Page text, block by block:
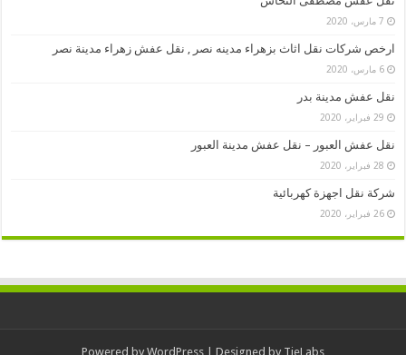
7 مارس، 2020
ارخص شركات نقل اثاث بزهراء مدينه نصر , نقل عفش زهراء مدينة نصر
6 مارس، 2020
نقل عفش مدينة بدر
29 فبراير، 2020
نقل عفش العبور – نقل عفش مدينة العبور
28 فبراير، 2020
شركة نقل اجهزة كهربائية
26 فبراير، 2020
Powered by WordPress | Designed by TieLabs